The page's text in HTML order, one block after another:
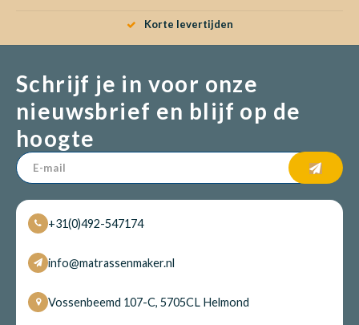
Korte levertijden
Schrijf je in voor onze
nieuwsbrief en blijf op de
hoogte
+31(0)492-547174
info@matrassenmaker.nl
Vossenbeemd 107-C, 5705CL Helmond